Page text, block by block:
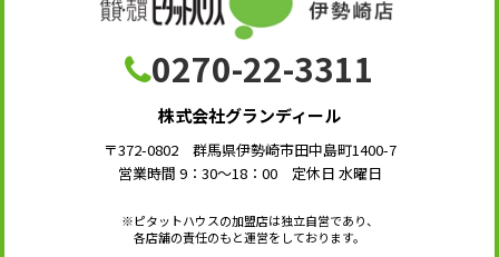
0270-22-3311
株式会社グランディール
〒372-0802 群馬県伊勢崎市田中島町1400-7
営業時間 9：30～18：00 定休日 水曜日
※ピタットハウスの加盟店は独立自営であり、
各店舗の責任のもと運営をしております。